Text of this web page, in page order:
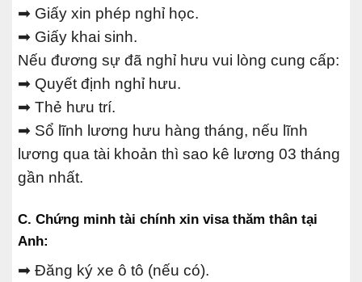
➡ Giấy xin phép nghỉ học.
➡ Giấy khai sinh.
Nếu đương sự đã nghỉ hưu vui lòng cung cấp:
➡ Quyết định nghỉ hưu.
➡ Thẻ hưu trí.
➡ Sổ lĩnh lương hưu hàng tháng, nếu lĩnh
lương qua tài khoản thì sao kê lương 03 tháng
gần nhất.
C. Chứng minh tài chính xin visa thăm thân tại
Anh:
➡ Đăng ký xe ô tô (nếu có).